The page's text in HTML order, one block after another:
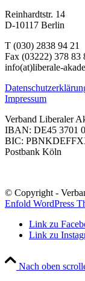
Reinhardtstr. 14
D-10117 Berlin
T (030) 2838 94 21
Fax (03222) 378 83
info(at)liberale-
Impressum
Verband Liberaler
IBAN: DE45 3701
BIC:
Postbank Köln
© Copyright -
Enfold WordPress
Link zu
Link zu
Nach oben